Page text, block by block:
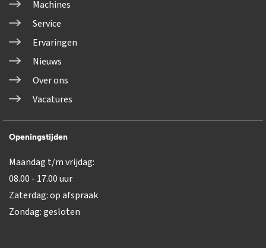
Machines
Service
Ervaringen
Nieuws
Over ons
Vacatures
Openingstijden
Maandag t/m vrijdag:
08.00 - 17.00 uur
Zaterdag: op afspraak
Zondag: gesloten